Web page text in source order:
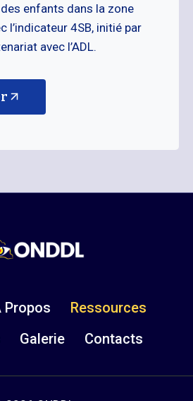
enfants dans la zone
l’indicateur 4SB, initié par
avec l’ADL.
Propos
Ressources
Galerie Contacts